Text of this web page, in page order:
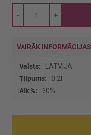
+
-
VAIRĀK INFORMĀCIJAS
Vairāk
informācijas
LATVIJA
0.2l
30%